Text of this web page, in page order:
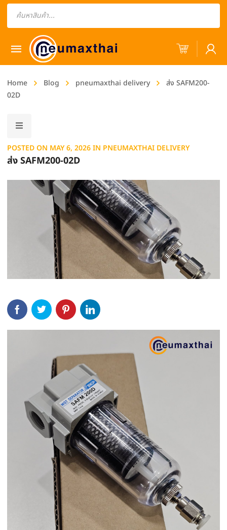
Products
search
Home Blog pneumaxthai delivery
ส่ง SAFM200-
02D
POSTED ON MAY 6, 2026IN PNEUMAXTHAI DELIVERY
ส่ง SAFM200-02D